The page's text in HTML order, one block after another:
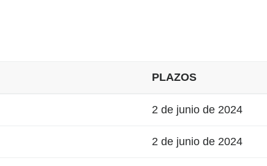
PLAZOS
2 de junio de 2024
2 de junio de 2024